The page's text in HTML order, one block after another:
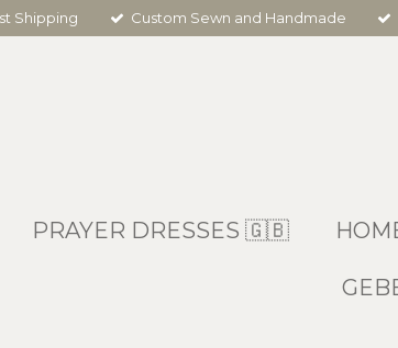
Shipping Custom Sewn and Handmade
PRAYER DRESSES 🇬🇧